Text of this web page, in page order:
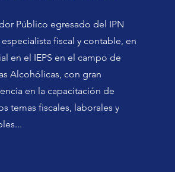
Público egresado del IPN
especialista fiscal y contable, en
en el IEPS en el campo de
Alcohólicas, con gran
en la capacitación de
temas fiscales, laborales y